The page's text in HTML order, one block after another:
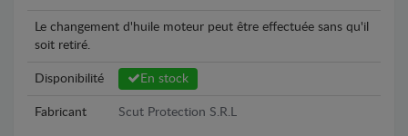
Le changement d'huile moteur peut être effectuée sans qu'il
soit retiré.
Disponibilité En stock
Fabricant Scut Protection S.R.L